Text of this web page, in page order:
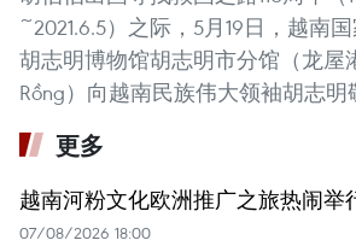
~2021.6.5）之际，5月19日，越南
胡志明博物馆胡志明市分馆（龙屋
Rồng）向越南民族伟大领袖胡志明
更多
越南河粉文化欧洲推广之旅热闹举
07/08/2026 18:00